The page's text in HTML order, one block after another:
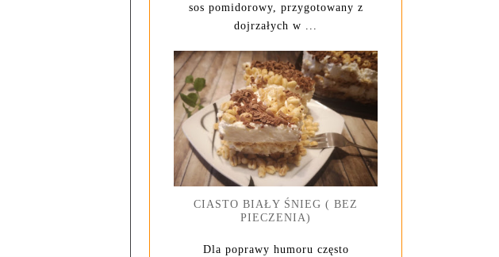
sos pomidorowy, przygotowany z
dojrzałych w ...
CIASTO BIAŁY ŚNIEG ( BEZ
PIECZENIA)
Dla poprawy humoru często